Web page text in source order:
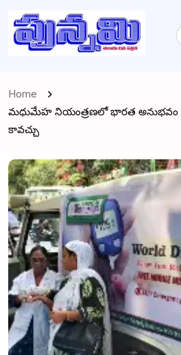
Home
మధుమేహ నియంత్రణలో భారత అనుభవం
కావచ్చు